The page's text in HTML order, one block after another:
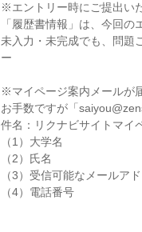
※エントリー時にご提出い
「履歴書情報」は、今回の
未入力・未完成でも、問題
ー
※マイページ案内メールが
お手数ですが「
件名：リクナビサイトマイ
（1）大学名
（2）氏名
（3）受信可能なメールア
（4）電話番号